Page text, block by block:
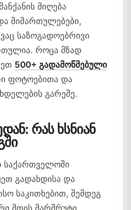
მიღება
მიმართულებები,
საზოგადოებრივი
როცა მზად
500+ გადამოწმებული
ფოტოებითა და
გარეშე.
რას ხსნიან
გადახდისა და
საკითხებით, შემდეგ
მთის მარშრუტი.